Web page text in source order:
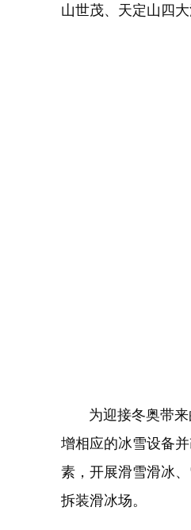
山世茂、天定山四
为迎接冬奥带来的
增相应的冰雪设备
素，开展滑雪滑冰
拆装滑冰场。